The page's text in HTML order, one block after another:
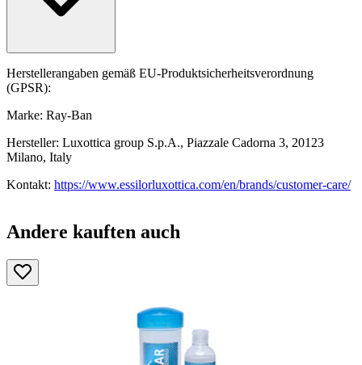
Herstellerangaben gemäß EU-Produktsicherheitsverordnung
(GPSR):
Marke: Ray-Ban
Hersteller: Luxottica group S.p.A., Piazzale Cadorna 3, 20123
Milano, Italy
Kontakt: https://www.essilorluxottica.com/en/brands/customer-care/
Andere kauften auch